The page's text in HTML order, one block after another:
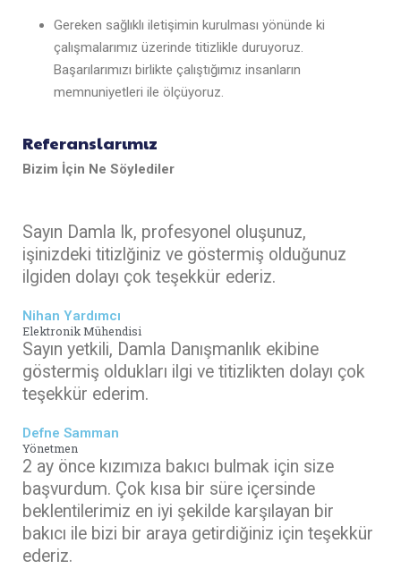
Gereken sağlıklı iletişimin kurulması yönünde ki
çalışmalarımız üzerinde titizlikle duruyoruz.
Başarılarımızı birlikte çalıştığımız insanların
memnuniyetleri ile ölçüyoruz.
Referanslarımız
Bizim İçin Ne Söylediler
Sayın Damla Ik, profesyonel oluşunuz,
işinizdeki titizlğiniz ve göstermiş olduğunuz
ilgiden dolayı çok teşekkür ederiz.
Nihan Yardımcı
Elektronik Mühendisi
Sayın yetkili, Damla Danışmanlık ekibine
göstermiş oldukları ilgi ve titizlikten dolayı çok
teşekkür ederim.
Defne Samman
Yönetmen
2 ay önce kızımıza bakıcı bulmak için size
başvurdum. Çok kısa bir süre içersinde
beklentilerimiz en iyi şekilde karşılayan bir
bakıcı ile bizi bir araya getirdiğiniz için teşekkür
ederiz.